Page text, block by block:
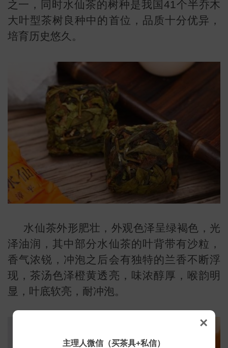
×
主理人微信（买茶具+私信）
之一，同时水仙茶的树种是我国41个半乔木
大叶型茶树良种中的首位，品质十分优异，
培育历史悠久。
水仙茶外形肥壮，外观色泽呈绿褐色，光
泽油润，其中部分水仙茶的叶背带有沙粒，
香气浓锐，冲泡之后会有独特的兰香不断浮
现，茶汤色泽橙黄透亮，味浓醇厚，喉韵明
显，叶底软亮，耐冲泡。